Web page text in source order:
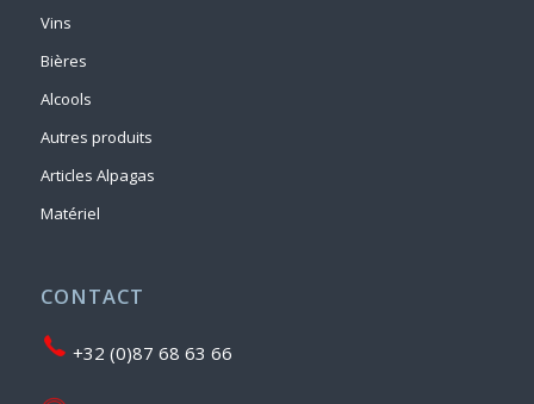
Vins
Bières
Alcools
Autres produits
Articles Alpagas
Matériel
CONTACT
+32 (0)87 68 63 66